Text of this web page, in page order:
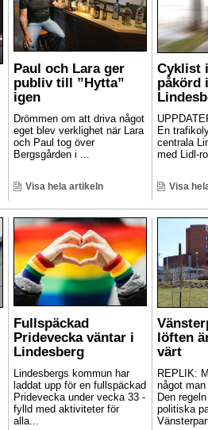
Paul och Lara ger
publiv till ”Hytta”
igen
Drömmen om att driva något
eget blev verklighet när Lara
och Paul tog över
Bergsgården i ...
Visa hela artikeln
Cyklist
påkörd
En
centrala
med Lidl-
Visa
Fullspäckad
Pridevecka väntar i
Lindesberg
Lindesbergs kommun har
laddat upp för en fullspäckad
Pridevecka under vecka 33 -
fylld med aktiviteter för
alla...
löften
värt
REPLIK:
något
Den
politiska